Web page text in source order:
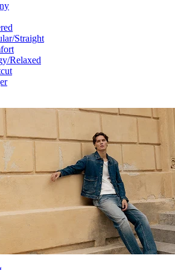
Straight
Relaxed